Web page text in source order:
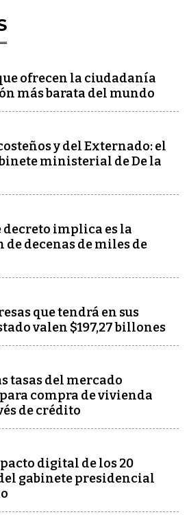
ofrecen la ciudadanía
más barata del mundo
y del Externado: el
ministerial de De la
decreto implica es la
decenas de miles de
que tendrá en sus
valen $197,27 billones
tasas del mercado
compra de vivienda
de crédito
digital de los 20
gabinete presidencial